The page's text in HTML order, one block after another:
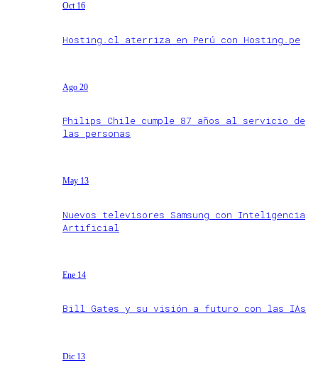
Oct 16
Hosting.cl aterriza en Perú con Hosting.pe
Ago 20
Philips Chile cumple 87 años al servicio de
las personas
May 13
Nuevos televisores Samsung con Inteligencia
Artificial
Ene 14
Bill Gates y su visión a futuro con las IAs
Dic 13